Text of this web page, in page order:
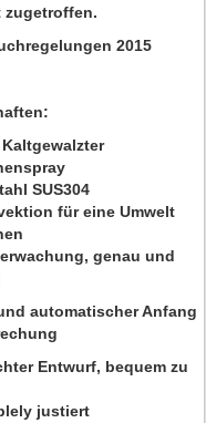
zugetroffen.
2015
SUS304
für eine Umwelt
genau und
automatischer Anfang
Entwurf, bequem zu
justiert